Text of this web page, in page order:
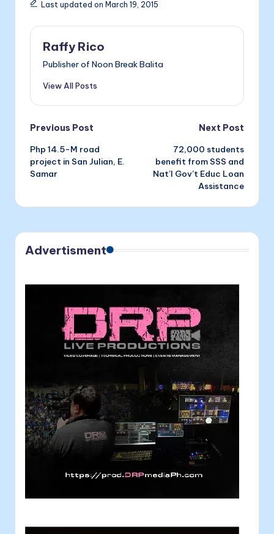
o g
l
Last updated on March 19, 2015
Raffy Rico
Publisher of Noon Break Balita
View All Posts
Post
navigation
Previous Post
Php 14.5-M road
project in San Julian, E.
Samar
Next Post
72,000 students
benefit from SSS and
Nat’l Gov’t Educ Loan
Assistance
Advertisment